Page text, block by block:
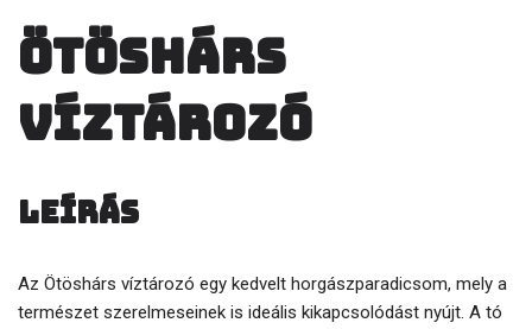
Ötöshárs
víztározó
Leírás
Az Ötöshárs víztározó egy kedvelt horgászparadicsom, mely a
természet szerelmeseinek is ideális kikapcsolódást nyújt. A tó